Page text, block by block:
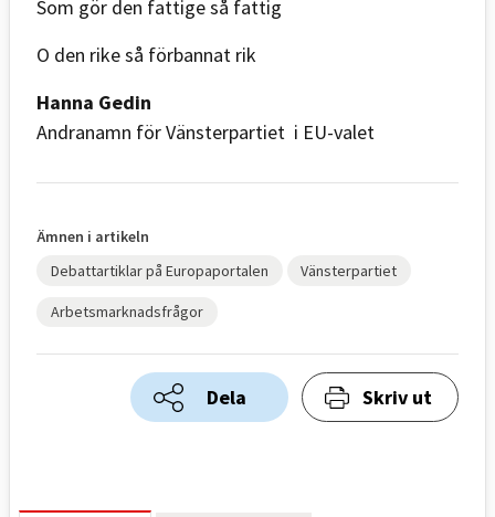
Som gör den fattige så fattig
O den rike så förbannat rik
Hanna Gedin
Andranamn för Vänsterpartiet i EU-valet
Ämnen i artikeln
Debattartiklar på Europaportalen
Vänsterpartiet
Arbetsmarknadsfrågor
Dela Skriv ut